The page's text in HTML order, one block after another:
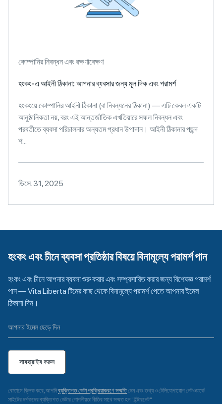
কোম্পানির নিবন্ধন এবং রক্ষণাবেক্ষণ
হংকং-এ আইনী ঠিকানা: আপনার ব্যবসার জন্য মূল দিক এবং পরামর্শ
হংকংয়ে কোম্পানির আইনী ঠিকানা (বা নিবন্ধনের ঠিকানা) — এটি কেবল একটি
আনুষ্ঠানিকতা নয়, বরং এই আন্তর্জাতিক এখতিয়ারে সফল নিবন্ধন এবং
পরবর্তীতে ব্যবসা পরিচালনার অন্যতম প্রধান উপাদান। আইনী ঠিকানার পছন্দ
শ...
ডিসে. 31, 2025
হংকং এবং চীনে ব্যবসা প্রতিষ্ঠার বিষয়ে বিনামূল্যে পরামর্শ পান
হংকং এবং চীনে আপনার ব্যবসা শুরু করার এবং সম্প্রসারিত করার জন্য বিশেষজ্ঞ পরামর্শ
পান — Vita Liberta টিমের কাছ থেকে বিনামূল্যে পরামর্শ পেতে আপনার ইমেল
ঠিকানা দিন।
সাবস্ক্রাইব করুন
বোতামে ক্লিক করে, আপনিব্যক্তিগত ডেটা প্রক্রিয়াকরণে সম্মতিদেন এবং তথ্য ও টেলিযোগাযোগ নেটওয়ার্কে
সাইটের দর্শকদের ব্যক্তিগত ডেটার গোপনীয়তা নীতির সাথে সম্মত হন "ইন্টারনেট"